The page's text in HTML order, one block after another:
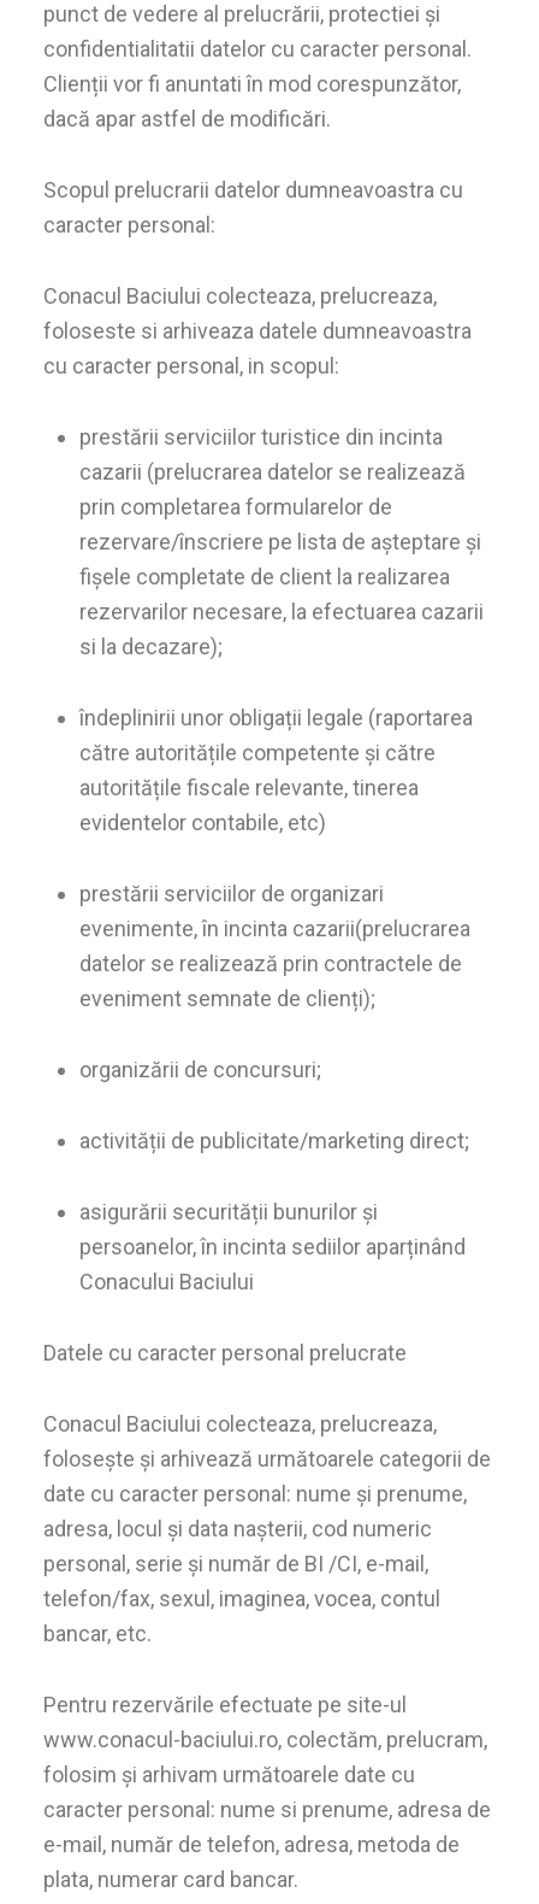
punct de vedere al prelucrării, protectiei și
confidentialitatii datelor cu caracter personal.
Clienții vor fi anuntati în mod corespunzător,
dacă apar astfel de modificări.
Scopul prelucrarii datelor dumneavoastra cu
caracter personal:
Conacul Baciului colecteaza, prelucreaza,
foloseste si arhiveaza datele dumneavoastra
cu caracter personal, in scopul:
prestării serviciilor turistice din incinta
cazarii (prelucrarea datelor se realizează
prin completarea formularelor de
rezervare/înscriere pe lista de așteptare și
fișele completate de client la realizarea
rezervarilor necesare, la efectuarea cazarii
si la decazare);
îndeplinirii unor obligații legale (raportarea
către autoritățile competente și către
autoritățile fiscale relevante, tinerea
evidentelor contabile, etc)
prestării serviciilor de organizari
evenimente, în incinta cazarii(prelucrarea
datelor se realizează prin contractele de
eveniment semnate de clienți);
organizării de concursuri;
activității de publicitate/marketing direct;
asigurării securității bunurilor și
persoanelor, în incinta sediilor aparținând
Conacului Baciului
Datele cu caracter personal prelucrate
Conacul Baciului colecteaza, prelucreaza,
folosește și arhivează următoarele categorii de
date cu caracter personal: nume şi prenume,
adresa, locul şi data naşterii, cod numeric
personal, serie şi număr de BI /CI, e-mail,
telefon/fax, sexul, imaginea, vocea, contul
bancar, etc.
Pentru rezervările efectuate pe site-ul
www.conacul-baciului.ro, colectăm, prelucram,
folosim și arhivam următoarele date cu
caracter personal: nume si prenume, adresa de
e-mail, număr de telefon, adresa, metoda de
plata, numerar card bancar.